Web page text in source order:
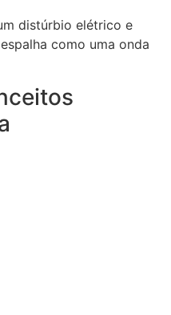
distúrbio elétrico e
como uma onda